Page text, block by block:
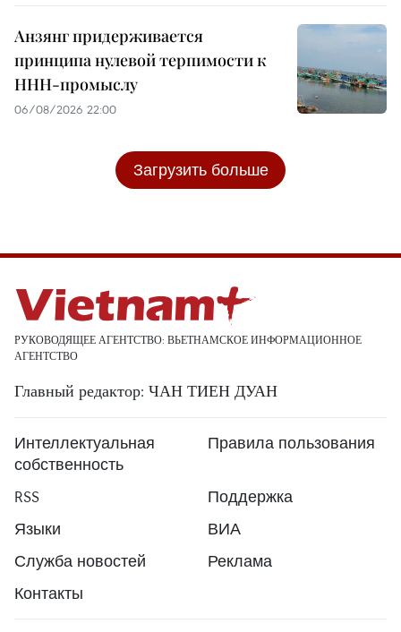
Анзянг придерживается
принципа нулевой терпимости к
ННН-промыслу
06/08/2026 22:00
Загрузить больше
РУКОВОДЯЩЕЕ АГЕНТСТВО: ВЬЕТНАМСКОЕ ИНФОРМАЦИОННОЕ
АГЕНТСТВО
Главный редактор: ЧАН ТИЕН ДУАН
Интеллектуальная
собственность
Правила пользования
RSS
Поддержка
Языки
ВИА
Служба новостей
Реклама
Контакты